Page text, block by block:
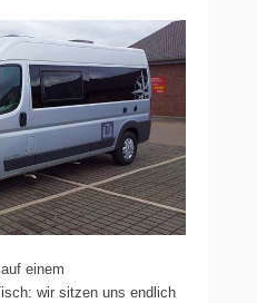
einem
wir sitzen uns endlich